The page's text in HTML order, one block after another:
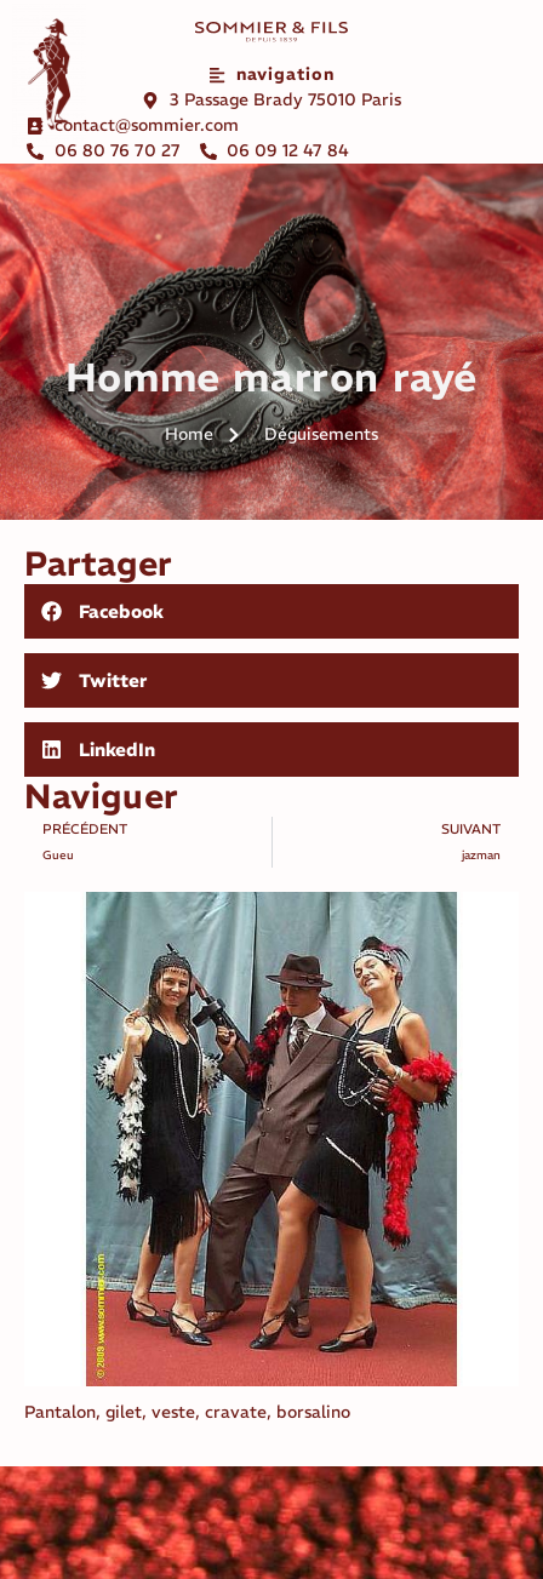
navigation
3 Passage Brady 75010 Paris
contact@sommier.com
06 80 76 70 27
06 09 12 47 84
Homme marron rayé
Home Déguisements
Partager
Facebook
Twitter
LinkedIn
Naviguer
PRÉCÉDENT
Gueu
SUIVANT
jazman
Pantalon, gilet, veste, cravate, borsalino